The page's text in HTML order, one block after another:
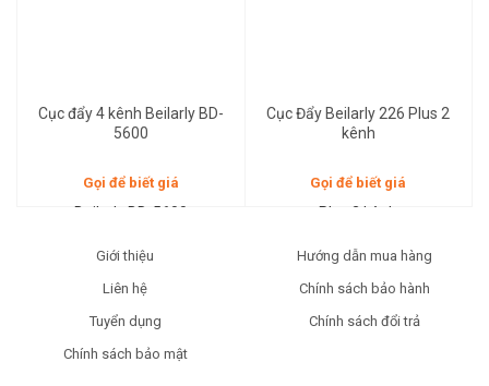
Cục đẩy 4 kênh Beilarly BD-
5600
Gọi để biết giá
Cục Đẩy Beilarly 226 Plus 2
kênh
Gọi để biết giá
Giới thiệu
Liên hệ
Tuyển dụng
Chính sách bảo mật
Hướng dẫn mua hàng
Chính sách bảo hành
Chính sách đổi trả